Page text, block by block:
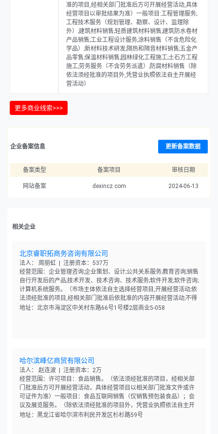
准的项目,经相关部门批准后方可开展经营活动,具体
经营项目以审批结果为准）一般项目:工程管理服务;
工程技术服务（规划管理、勘察、设计、监理除
外）;建筑材料销售;轻质建筑材料销售;建筑防水卷材
产品销售;工业工程设计服务;涂料销售（不含危险化
学品）;新材料技术研发;隔热和隔音材料销售;五金产
品零售;保温材料销售;园林绿化工程施工;土石方工程
施工;劳务服务（不含劳务派遣）;防腐材料销售（除
依法须经批准的项目外,凭营业执照依法自主开展经
营活动）
更多商业线索>>>
企业备案信息 更新备案数据
备案类型 备案项目 审核日期
网站备案 dexincz.com 2024-06-13
相关企业
北京睿职拓商务咨询有限公司
法人： 周丽虹 | 注册资本：537万
经营范围：企业管理咨询;企业策划、设计;公共关系服务;教育咨询;销售
自行开发后的产品;技术开发、技术咨询、技术服务;软件开发;软件咨询;
计算机系统服务。（市场主体依法自主选择经营项目,开展经营活动;依
法须经批准的项目,经相关部门批准后依批准的内容开展经营活动;不得
从事国家和本市产业政策禁止和限制类项目的经营活动。）
地址：北京市海淀区中关村东路66号1号楼2层商业5-058
哈尔滨峰亿商贸有限公司
法人： 赵连波 | 注册资本：2万
经营范围：许可项目：食品销售。（依法须经批准的项目，经相关部
门批准后方可开展经营活动，具体经营项目以相关部门批准文件或许
可证件为准）一般项目：食品互联网销售（仅销售预包装食品）；会
议及展览服务。（除依法须经批准的项目外，凭营业执照依法自主开
展经营活动）
地址：黑龙江省哈尔滨市利民开发区杉杉路59号